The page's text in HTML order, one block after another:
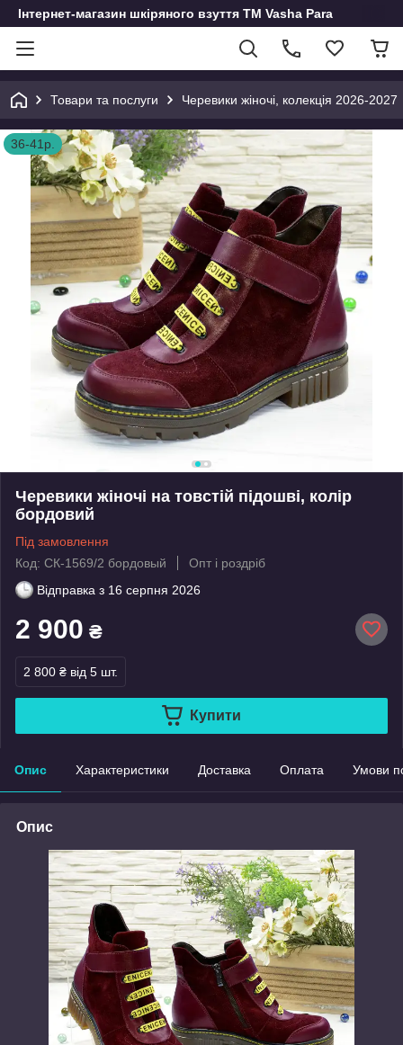
Інтернет-магазин шкіряного взуття ТМ Vasha Para
Товари та послуги Черевики жіночі, колекція 2026-2027
36-41р.
Черевики жіночі на товстій підошві, колір
бордовий
Під замовлення
Код: СК-1569/2 бордовый
Опт і роздріб
Відправка з 16 серпня 2026
2 900 ₴
2 800 ₴ від 5 шт.
Купити
Опис Характеристики Доставка Оплата Умови
Опис